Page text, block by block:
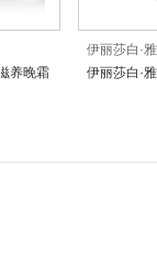
养晚霜
伊丽莎白·
伊丽莎白·